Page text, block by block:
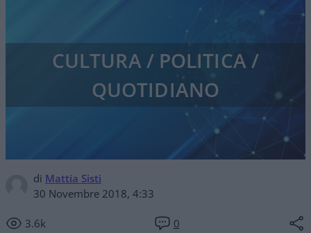
di Mattia Sisti
30 Novembre 2018, 4:33
3.6k 0
CULTURA / POLITICA /
QUOTIDIANO